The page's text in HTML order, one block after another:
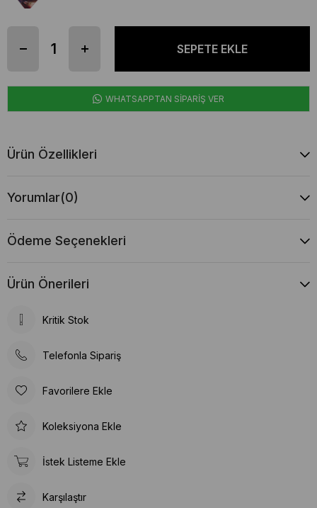
WHATSAPPTAN SİPARİŞ VER
Ürün Özellikleri
Yorumlar(0)
Ödeme Seçenekleri
Ürün Önerileri
Kritik Stok
Telefonla Sipariş
Favorilere Ekle
Koleksiyona Ekle
İstek Listeme Ekle
Karşılaştır